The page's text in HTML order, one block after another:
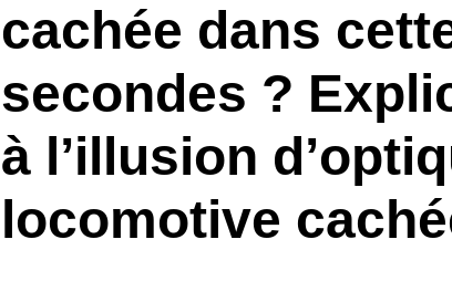
cachée dans
secondes ?
à l’illusion
locomotive